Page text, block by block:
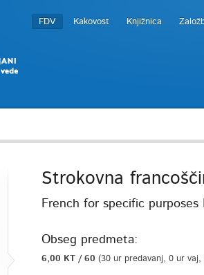
FDV Kakovost Knjižnica
Strokovna
French for specific purposes I
Obseg predmeta:
6,00 KT / 60 (30 ur predavanj, 0 ur